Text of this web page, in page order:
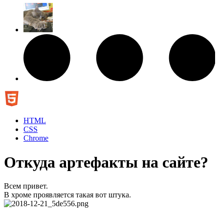
HTML
CSS
Chrome
Откуда артефакты на сайте?
Всем привет.
В хроме проявляется такая вот штука.